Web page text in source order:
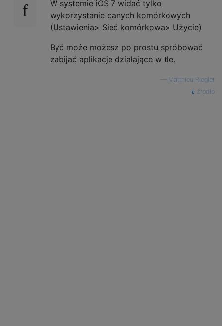
W systemie iOS 7 widać tylko
wykorzystanie danych komórkowych
(Ustawienia> Sieć komórkowa> Użycie)
Być może możesz po prostu spróbować
zabijać aplikacje działające w tle.
Matthieu Riegler
źródło